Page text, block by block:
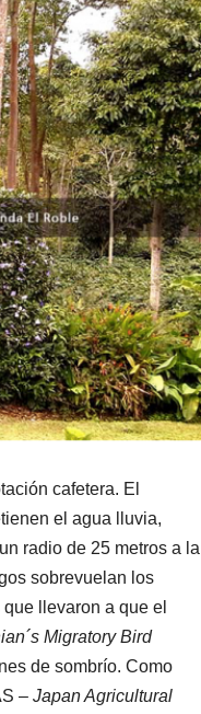
cafetera. El
el agua lluvia,
radio de 25 metros a la
sobrevuelan los
llevaron a que el
Migratory Bird
de sombrío. Como
– Japan Agricultural